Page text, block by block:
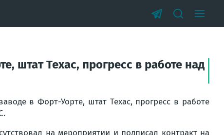
штат Техас, прогресс в работе над
в Форт-Уорте, штат Техас, прогресс в работе
на мероприятии и подписал контракт на